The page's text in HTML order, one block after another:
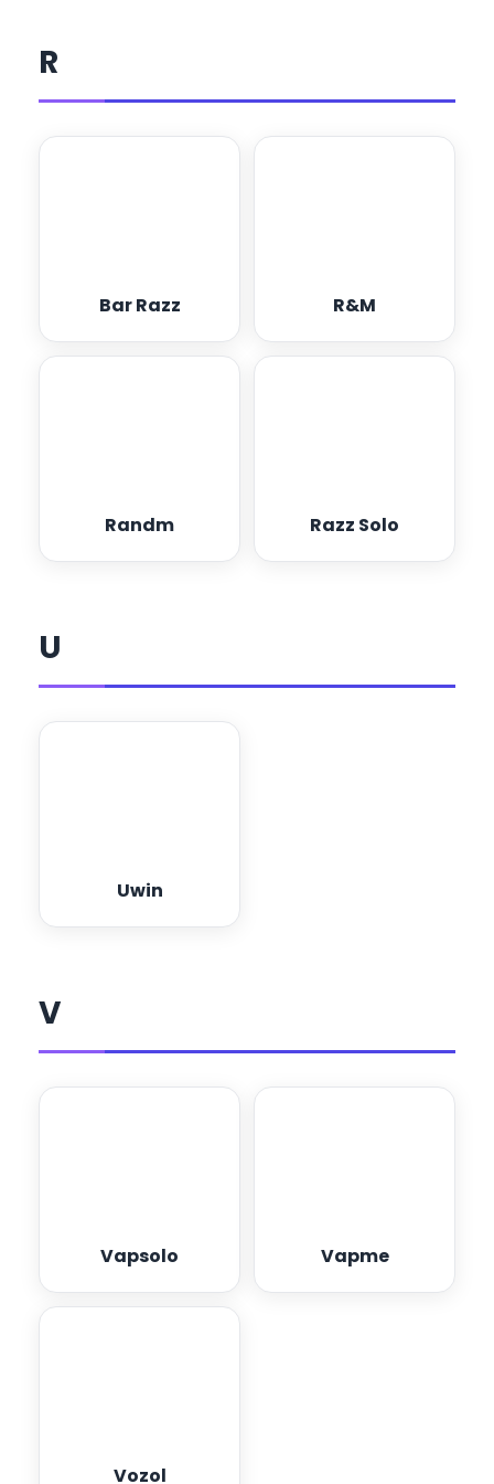
R
Bar Razz R&M
Randm Razz Solo
U
Uwin
V
Vapsolo Vapme
Vozol